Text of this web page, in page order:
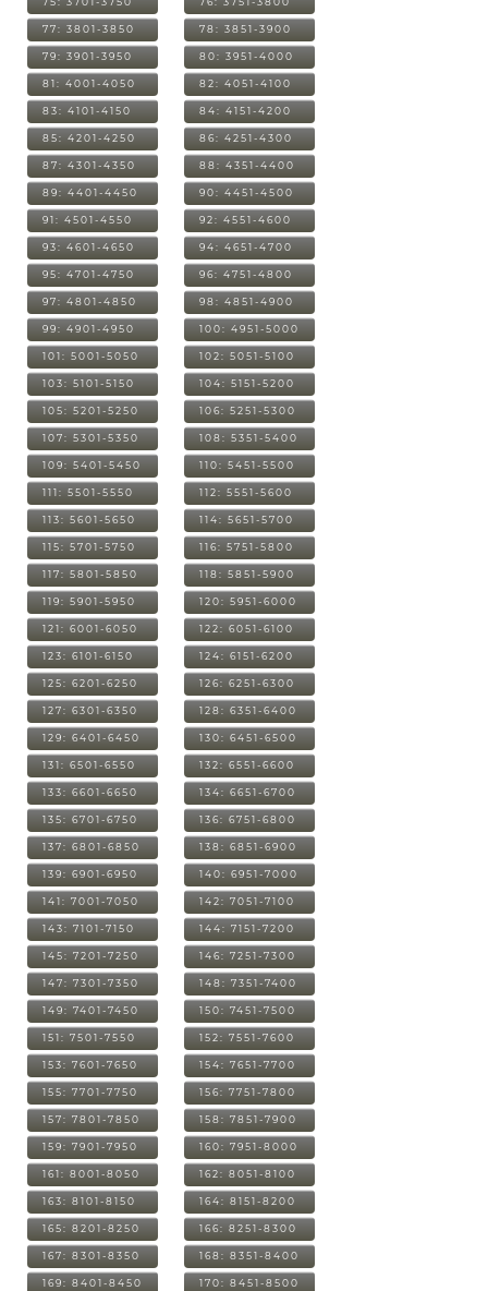
77: 3801-3850 78: 3851-3900
79: 3901-3950 80: 3951-4000
81: 4001-4050 82: 4051-4100
83: 4101-4150 84: 4151-4200
85: 4201-4250 86: 4251-4300
87: 4301-4350 88: 4351-4400
89: 4401-4450 90: 4451-4500
91: 4501-4550 92: 4551-4600
93: 4601-4650 94: 4651-4700
95: 4701-4750 96: 4751-4800
97: 4801-4850 98: 4851-4900
99: 4901-4950 100: 4951-5000
101: 5001-5050 102: 5051-5100
103: 5101-5150 104: 5151-5200
105: 5201-5250 106: 5251-5300
107: 5301-5350 108: 5351-5400
109: 5401-5450 110: 5451-5500
111: 5501-5550 112: 5551-5600
113: 5601-5650 114: 5651-5700
115: 5701-5750 116: 5751-5800
117: 5801-5850 118: 5851-5900
119: 5901-5950 120: 5951-6000
121: 6001-6050 122: 6051-6100
123: 6101-6150 124: 6151-6200
125: 6201-6250 126: 6251-6300
127: 6301-6350 128: 6351-6400
129: 6401-6450 130: 6451-6500
131: 6501-6550 132: 6551-6600
133: 6601-6650 134: 6651-6700
135: 6701-6750 136: 6751-6800
137: 6801-6850 138: 6851-6900
139: 6901-6950 140: 6951-7000
141: 7001-7050 142: 7051-7100
143: 7101-7150 144: 7151-7200
145: 7201-7250 146: 7251-7300
147: 7301-7350 148: 7351-7400
149: 7401-7450 150: 7451-7500
151: 7501-7550 152: 7551-7600
153: 7601-7650 154: 7651-7700
155: 7701-7750 156: 7751-7800
157: 7801-7850 158: 7851-7900
159: 7901-7950 160: 7951-8000
161: 8001-8050 162: 8051-8100
163: 8101-8150 164: 8151-8200
165: 8201-8250 166: 8251-8300
167: 8301-8350 168: 8351-8400
169: 8401-8450 170: 8451-8500